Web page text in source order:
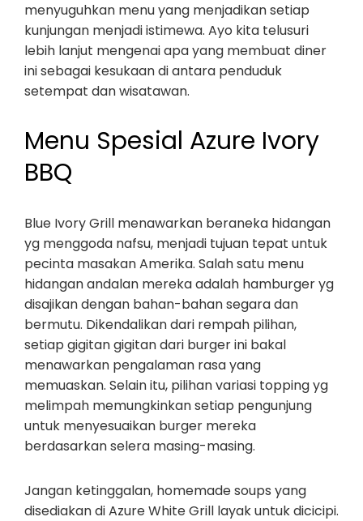
menyuguhkan menu yang menjadikan setiap
kunjungan menjadi istimewa. Ayo kita telusuri
lebih lanjut mengenai apa yang membuat diner
ini sebagai kesukaan di antara penduduk
setempat dan wisatawan.
Menu Spesial Azure Ivory
BBQ
Blue Ivory Grill menawarkan beraneka hidangan
yg menggoda nafsu, menjadi tujuan tepat untuk
pecinta masakan Amerika. Salah satu menu
hidangan andalan mereka adalah hamburger yg
disajikan dengan bahan-bahan segara dan
bermutu. Dikendalikan dari rempah pilihan,
setiap gigitan gigitan dari burger ini bakal
menawarkan pengalaman rasa yang
memuaskan. Selain itu, pilihan variasi topping yg
melimpah memungkinkan setiap pengunjung
untuk menyesuaikan burger mereka
berdasarkan selera masing-masing.
Jangan ketinggalan, homemade soups yang
disediakan di Azure White Grill layak untuk dicicipi.